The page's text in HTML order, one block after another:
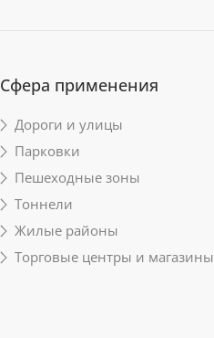
Сфера применения
Дороги и улицы
Парковки
Пешеходные зоны
Тоннели
Жилые районы
Торговые центры и магазины